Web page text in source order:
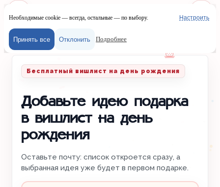
Меню Войти
Главная/Вишлисты/День рождения
Бесплатный вишлист на день рождения
Добавьте идею подарка
в вишлист на день
рождения
Оставьте почту: список откроется сразу, а
выбранная идея уже будет в первом подарке.
Наш сайт
Настроить
Необходимые cookie — всегда, остальные — по выбору.
Принять все Отклонить Подробнее